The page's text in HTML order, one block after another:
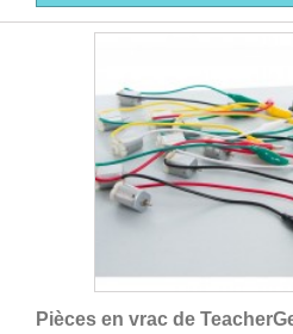
Pièces en vrac de